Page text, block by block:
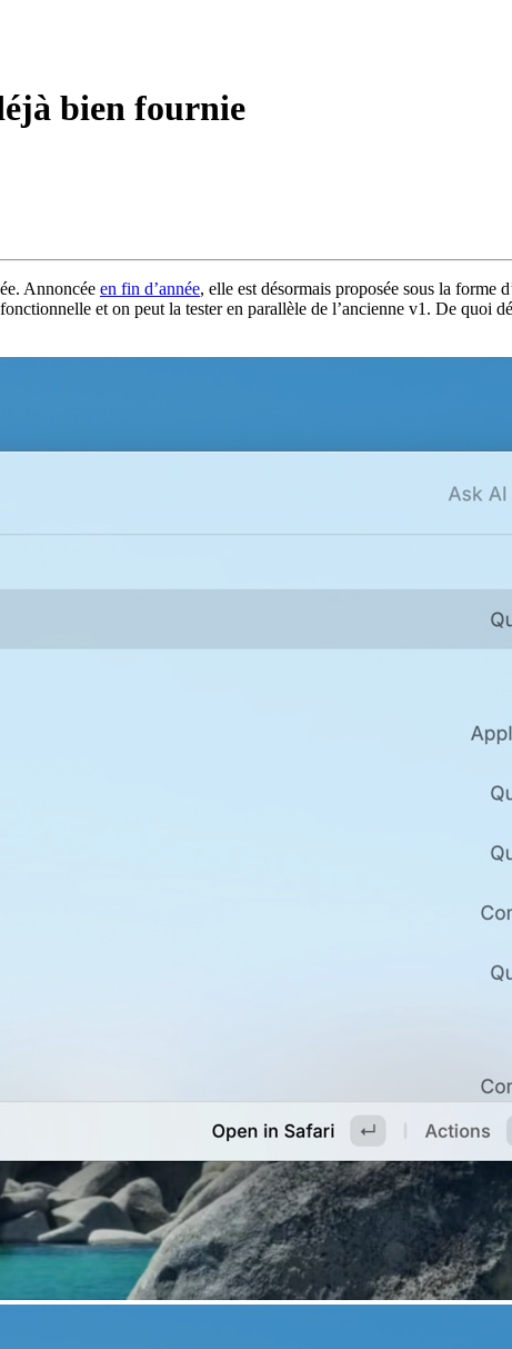
bien fournie
Annoncée en fin d’année, elle est désormais proposée sous la forme
et on peut la tester en parallèle de l’ancienne v1. De quoi